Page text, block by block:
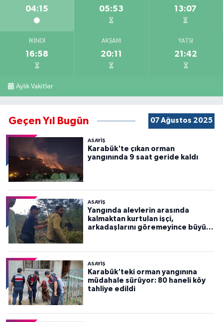
04:15 05:53 13:07
İKINDI
16:58
AKŞAM
20:11
YATSI
21:42
Aylık Vakitler
Geçen Yıl Bugün 07 Ağustos 2025
ASAYİŞ
Karabük'te çıkan orman
yangınında 9 saat geride kaldı
ASAYİŞ
Yangında alevlerin arasında
kalmaktan kurtulan işçi,
arkadaşlarını göremeyince büyük
ASAYİŞ
Karabük'teki orman yangınına
müdahale sürüyor: 80 haneli köy
tahliye edildi